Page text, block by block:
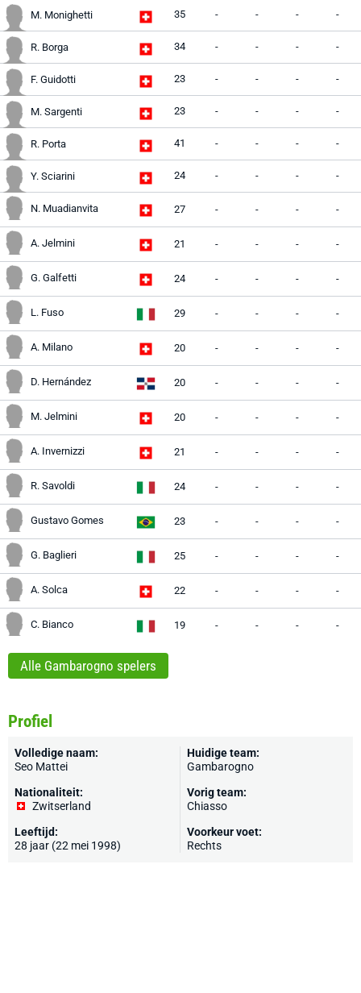
M. Monighetti 35 - - - -
R. Borga 34 - - - -
F. Guidotti 23 - - - -
M. Sargenti 23 - - - -
R. Porta 41 - - - -
Y. Sciarini 24 - - - -
N. Muadianvita 27 - - - -
A. Jelmini 21 - - - -
G. Galfetti 24 - - - -
L. Fuso 29 - - - -
A. Milano 20 - - - -
D. Hernández 20 - - - -
M. Jelmini 20 - - - -
A. Invernizzi 21 - - - -
R. Savoldi 24 - - - -
Gustavo Gomes 23 - - - -
G. Baglieri 25 - - - -
A. Solca 22 - - - -
C. Bianco 19 - - - -
Alle Gambarogno spelers
Profiel
Volledige naam:
Seo Mattei
Nationaliteit:
Zwitserland
Leeftijd:
28 jaar (22 mei 1998)
Huidige team:
Gambarogno
Vorig team:
Chiasso
Voorkeur voet:
Rechts